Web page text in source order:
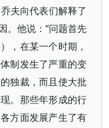
夫向代表们解释了
。他说：“问题首先
，在某一个时期，
制发生了严重的变
独裁，而且使大批
。那些年形成的行
方面发展产生了有